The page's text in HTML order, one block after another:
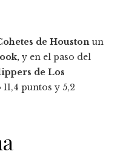
de Houston un
y en el paso del
de Los
puntos y 5,2